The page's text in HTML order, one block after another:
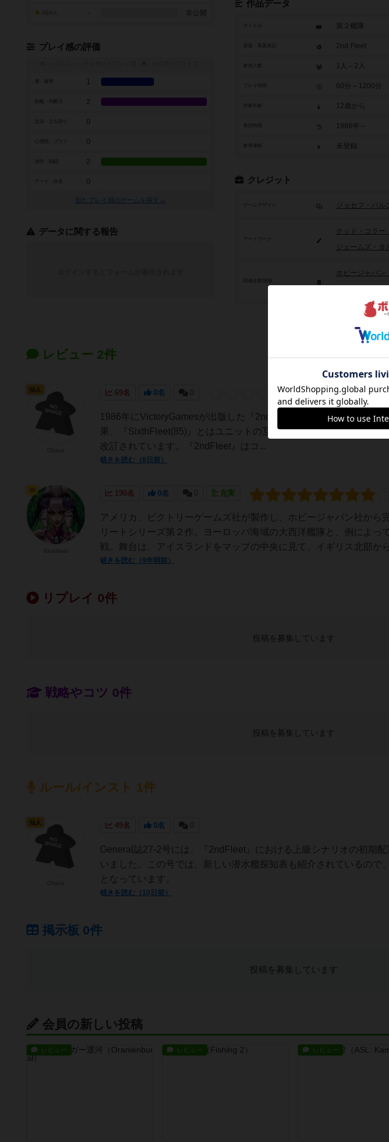
作品データ
タイトル 第２艦隊
2nd Fleet
参加人数 1人～2人
60分～1200分
12歳から
1986年～
参考価格 未登録
クレジット
ゲームデザイン ジョセフ・バル
アートワーク
テッド・コラー
ジェームズ・タ
ホビージャパン
- 非公開
プレイ感の評価
※
1
戦略・判断力 2
0
0
2
アート・外見 0
似たプレイ感のゲームを探す→
データに関する報告
レビュー 2件
69名 0名 0
1986年にVictoryGamesが出版した『2ndFleet』から、シリーズ作
果、『SixthFleet(85)』とはユニットの互換性がありません。また、
改訂されています。『2ndFleet』はコ...
続きを読む（8日前）
仙人
190名 0名 0 充実
アメリカ、ビクトリーゲームズ社が製作し、ホビージャパン社から
リートシリーズ第２作。ヨーロッパ海域の大西洋艦隊と、例によっ
戦。舞台は、アイスランドをマップの中央に見て、イギリス北部か
続きを読む（9年弱前）
リプレイ 0件
投稿を募集しています
戦略やコツ 0件
投稿を募集しています
ルール/インスト 1件
49名 0名 0
General誌27-2号には、『2ndFleet』における上級シナリオの初期
いました。この号では、新しい潜水艦探知表も紹介されているので
となっています。
続きを読む（10日前）
仙人
掲示板 0件
投稿を募集しています
会員の新しい投稿
レビュー レビュー レビュー